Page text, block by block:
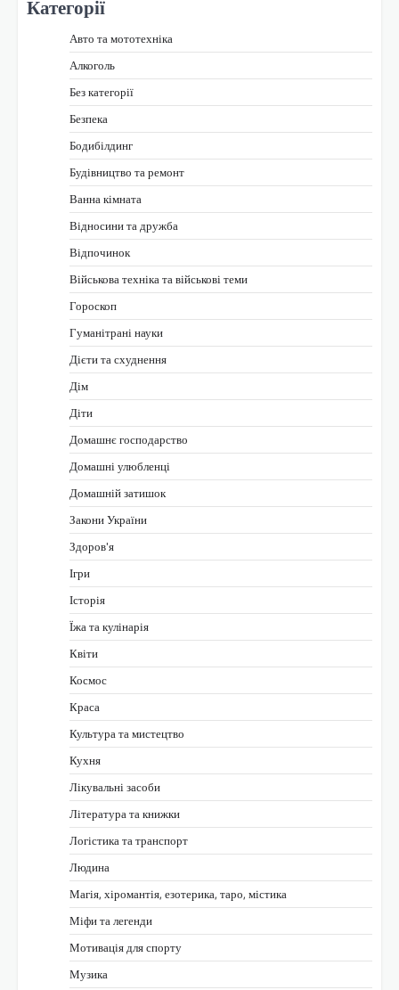
Категорії
Авто та мототехніка
Алкоголь
Без категорії
Безпека
Бодибілдинг
Будівництво та ремонт
Ванна кімната
Відносини та дружба
Відпочинок
Військова техніка та військові теми
Гороскоп
Гуманітрані науки
Дієти та схуднення
Дім
Діти
Домашнє господарство
Домашні улюбленці
Домашній затишок
Закони України
Здоров'я
Ігри
Історія
Їжа та кулінарія
Квіти
Космос
Краса
Культура та мистецтво
Кухня
Лікувальні засоби
Література та книжки
Логістика та транспорт
Людина
Магія, хіромантія, езотерика, таро, містика
Міфи та легенди
Мотивація для спорту
Музика